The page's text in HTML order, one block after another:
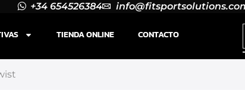
+34 654526384
TIENDA ONLINE CONTACTO